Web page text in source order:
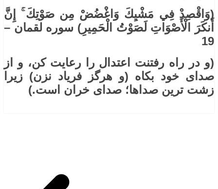
(وَاقْصِدْ فِي مَشْيِكَ وَاغْضُضْ مِن صَوْتِكَ ۚ إِنَّ
أَنكَرَ الْأَصْوَاتِ لَصَوْتُ الْحَمِيرِ) سوره لقمان –
19
(و در راه رفتنت اعتدال را رعایت کن، و از
صدای خود بکاه (و هرگز فریاد نزن) زیرا
زشت ترین صداها؛ صدای خران است.)